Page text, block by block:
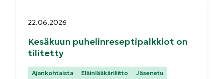
Julkaistu:
22.06.2026
Kesäkuun puhelinreseptipalkkiot on
tilitetty
Kategoriat:
Ajankohtaista Eläinlääkäriliitto Jäsenetu